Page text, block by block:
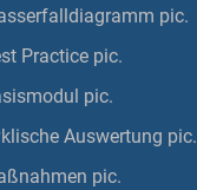
pic.
Practice pic.
pic.
Auswertung pic.
pic.